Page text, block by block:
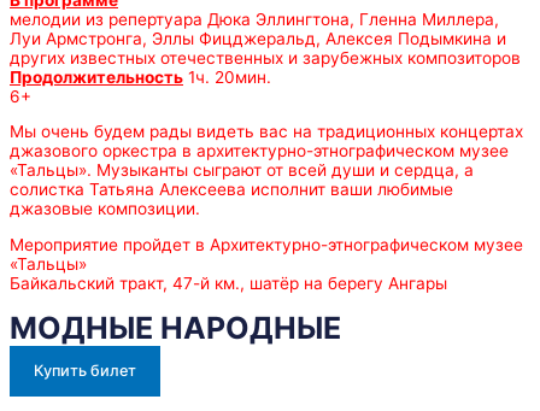
мелодии из репертуара Дюка Эллингтона, Гленна Миллера,
Луи Армстронга, Эллы Фицджеральд, Алексея Подымкина и
других известных отечественных и зарубежных композиторов
Продолжительность 1ч. 20мин.
6+
Мы очень будем рады видеть вас на традиционных концертах
джазового оркестра в архитектурно-этнографическом музее
«Тальцы». Музыканты сыграют от всей души и сердца, а
солистка Татьяна Алексеева исполнит ваши любимые
джазовые композиции.
Мероприятие пройдет в Архитектурно-этнографическом музее
«Тальцы»
Байкальский тракт, 47-й км., шатёр на берегу Ангары
МОДНЫЕ НАРОДНЫЕ
Купить билет